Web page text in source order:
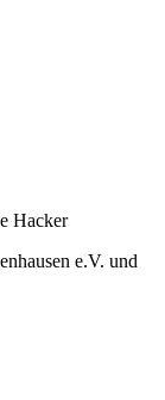
Hacker
e.V. und